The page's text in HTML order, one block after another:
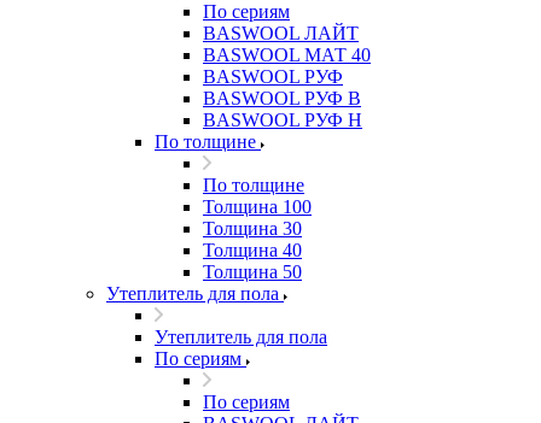
По сериям
BASWOOL ЛАЙТ
BASWOOL МАТ 40
BASWOOL РУФ
BASWOOL РУФ В
BASWOOL РУФ Н
По толщине
По толщине
Толщина 100
Толщина 30
Толщина 40
Толщина 50
Утеплитель для пола
Утеплитель для пола
По сериям
По сериям